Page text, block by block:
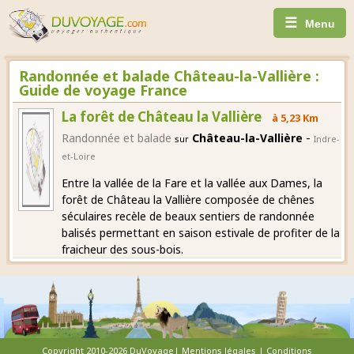
☰ Menu
Randonnée et balade Château-la-Vallière :
Guide de voyage France
La forêt de Château la Vallière à 5,23 Km
Randonnée et balade sur Château-la-Vallière - Indre-
et-Loire
Entre la vallée de la Fare et la vallée aux Dames, la
forêt de Château la Vallière composée de chênes
séculaires recèle de beaux sentiers de randonnée
balisés permettant en saison estivale de profiter de la
fraicheur des sous-bois.
Copyright 2010-2026 DuVoyage| Mentions légales | Conditions